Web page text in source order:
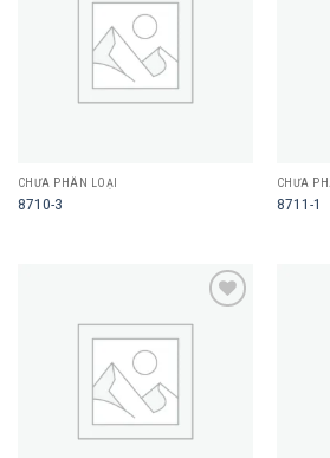
CHƯA PHÂN LOẠI
8710-3
CHƯA
8711-1